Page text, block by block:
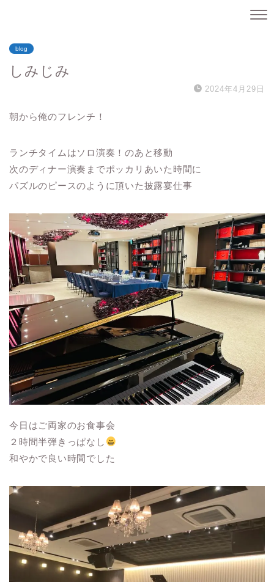
blog
しみじみ
2024年4月29日
朝から俺のフレンチ！
ランチタイムはソロ演奏！のあと移動
次のディナー演奏までポッカリあいた時間に
パズルのピースのように頂いた披露宴仕事
今日はご両家のお食事会
２時間半弾きっぱなし
和やかで良い時間でした